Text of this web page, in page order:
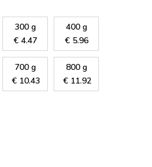
300 g
€ 4.47
400 g
€ 5.96
700 g
€ 10.43
800 g
€ 11.92